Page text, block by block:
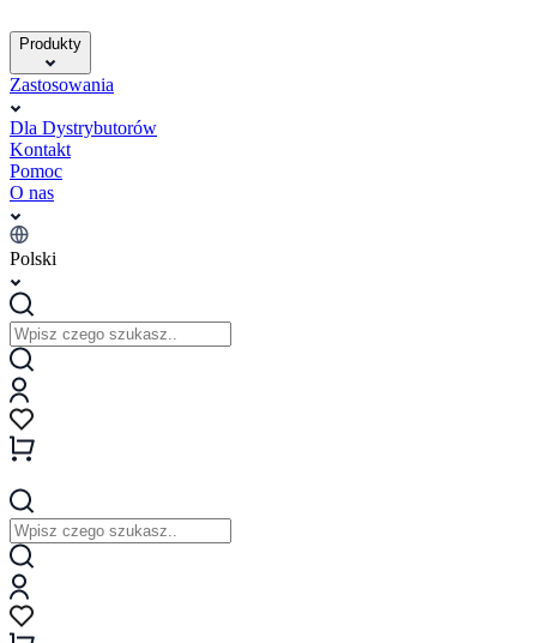
Produkty
Zastosowania
Dla Dystrybutorów
Kontakt
Pomoc
O nas
Polski